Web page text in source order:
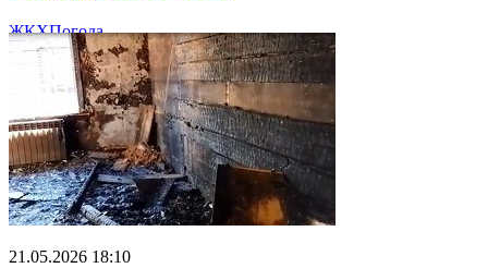
ЖКХПогода
21.05.2026 18:10